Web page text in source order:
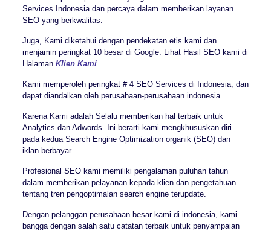
Services Indonesia dan percaya dalam memberikan layanan
SEO yang berkwalitas.
Juga, Kami diketahui dengan pendekatan etis kami dan
menjamin peringkat 10 besar di Google. Lihat Hasil SEO kami di
Halaman Klien Kami.
Kami memperoleh peringkat # 4 SEO Services di Indonesia, dan
dapat diandalkan oleh perusahaan-perusahaan indonesia.
Karena Kami adalah Selalu memberikan hal terbaik untuk
Analytics dan Adwords. Ini berarti kami mengkhususkan diri
pada kedua Search Engine Optimization organik (SEO) dan
iklan berbayar.
Profesional SEO kami memiliki pengalaman puluhan tahun
dalam memberikan pelayanan kepada klien dan pengetahuan
tentang tren pengoptimalan search engine terupdate.
Dengan pelanggan perusahaan besar kami di indonesia, kami
bangga dengan salah satu catatan terbaik untuk penyampaian